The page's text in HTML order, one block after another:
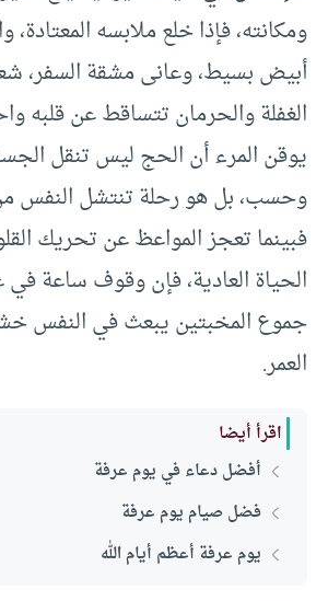
ومكانته، فإذا خلع ملابسه المعتادة،
أبيض بسيط، وعانى مشقة السفر،
الغفلة والحرمان تتساقط عن قلبه
يوقن المرء أن الحج ليس تنقل
وحسب، بل هو رحلة تنتشل النفس
فبينما تعجز المواعظ عن تحريك
الحياة العادية، فإن وقوف ساعة
جموع المخبتين يبعث في النفس
العمر.
اقرأ أيضا
أفضل دعاء في يوم عرفة
فضل صيام يوم عرفة
يوم عرفة أعظم أيام الله